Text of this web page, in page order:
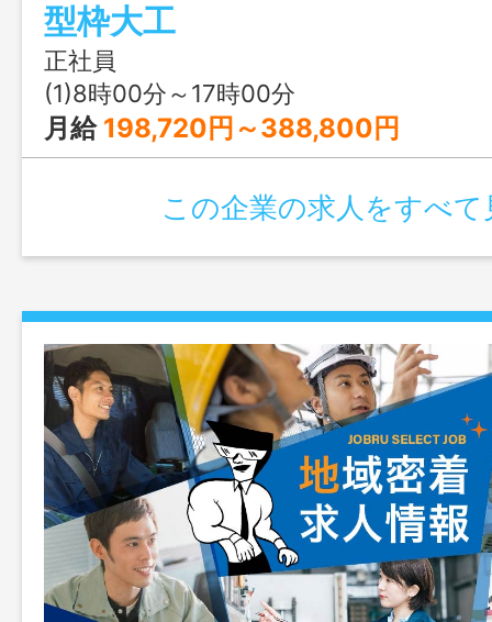
作業もあります。 ＊未経験の方も一か
験の無い方はまず入りやすい業務から教
す。 ＊各種資格、自動車免許取得支援あ
り） 変更範囲：変更なし
型枠大工
正社員
(1)8時00分～17時00分
月給 198,720円～388,800円
この企業の求人をすべて